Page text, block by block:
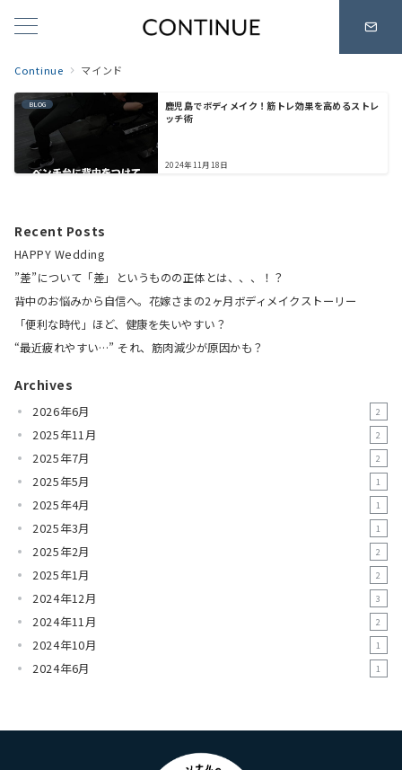
Continue マインド
BLOG
鹿児島でボディメイク！筋トレ効果を高めるストレ
ッチ術
2024年11月18日
Recent Posts
HAPPY Wedding
”差”について「差」というものの正体とは、、、！？
背中のお悩みから自信へ。花嫁さまの2ヶ月ボディメイクストーリー
「便利な時代」ほど、健康を失いやすい？
“最近疲れやすい…” それ、筋肉減少が原因かも？
Archives
2026年6月 2
2025年11月 2
2025年7月 2
2025年5月 1
2025年4月 1
2025年3月 1
2025年2月 2
2025年1月 2
2024年12月 3
2024年11月 2
2024年10月 1
2024年6月 1